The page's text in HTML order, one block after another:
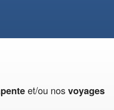
et/ou nosvoyages